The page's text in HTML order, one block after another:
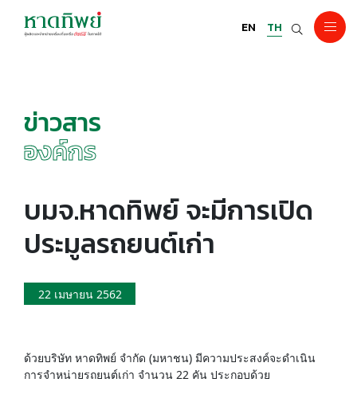
EN TH
ข่าวสาร
องค์กร
บมจ.หาดทิพย์ จะมีการเปิด
ประมูลรถยนต์เก่า
22 เมษายน 2562
ด้วยบริษัท หาดทิพย์ จำกัด (มหาชน) มีความประสงค์จะดำเนิน
การจำหน่ายรถยนต์เก่า จำนวน 22 คัน ประกอบด้วย